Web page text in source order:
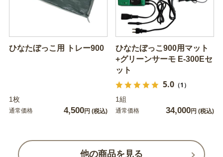
ひなたぼっこ用 トレー900
1枚
通常価格 4,500円 (税込)
ひなたぼっこ900用マット
+グリーンサーモ E-300Eセ
ット
5.0（1）
1組
通常価格 34,000円 (税込)
他の商品を見る